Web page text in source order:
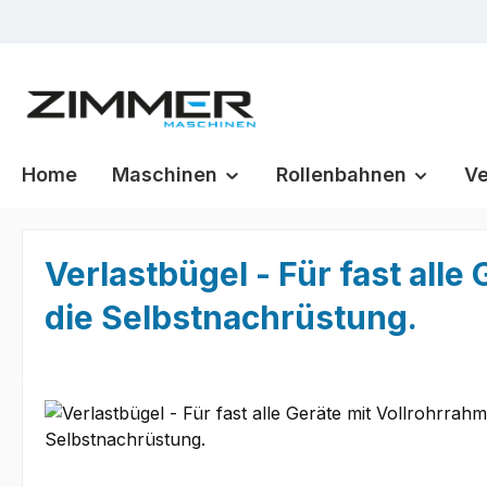
Home Maschinen Rollenbahnen
Verlastbügel - Für fast alle
die Selbstnachrüstung.
Bildergalerie überspringen